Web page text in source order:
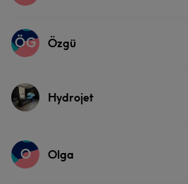
Services
ÖG Özgü
Services
Hydrojet
Services
O Olga